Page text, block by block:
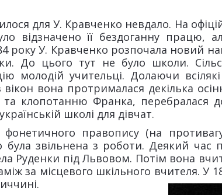
для У. Кравченко невдало. На
відзначено її бездоганну працю,
року У. Кравченко розпочала новий
До цього тут не було школи.
молодій учительці. Долаючи
вікон вона протрималася декілька
та клопотанню Франка, перебралася
школі для дівчат.
правопису (на
була звільнена з роботи. Деякий час
Руденки під Львовом. Потім вона
за місцевого шкільного вчителя. У